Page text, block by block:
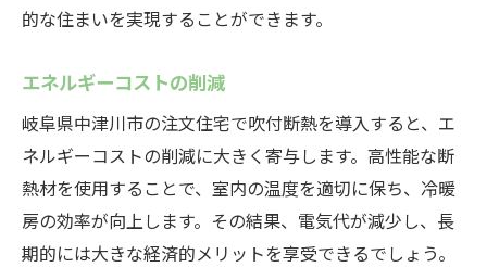
的な住まいを実現することができます。
エネルギーコストの削減
岐阜県中津川市の注文住宅で吹付断熱を導入すると、エ
ネルギーコストの削減に大きく寄与します。高性能な断
熱材を使用することで、室内の温度を適切に保ち、冷暖
房の効率が向上します。その結果、電気代が減少し、長
期的には大きな経済的メリットを享受できるでしょう。